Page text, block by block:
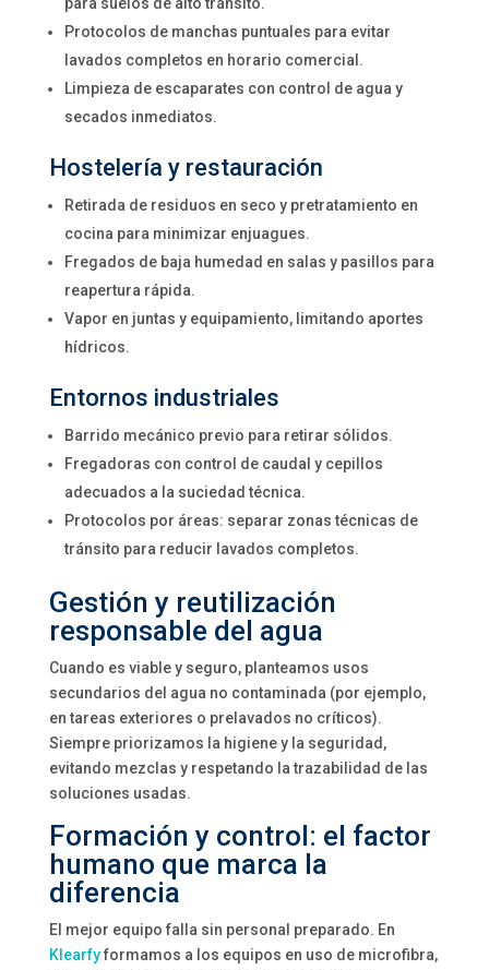
Protocolos de manchas puntuales para evitar
lavados completos en horario comercial.
Limpieza de escaparates con control de agua y
secados inmediatos.
Hostelería y restauración
Retirada de residuos en seco y pretratamiento en
cocina para minimizar enjuagues.
Fregados de baja humedad en salas y pasillos para
reapertura rápida.
Vapor en juntas y equipamiento, limitando aportes
hídricos.
Entornos industriales
Barrido mecánico previo para retirar sólidos.
Fregadoras con control de caudal y cepillos
adecuados a la suciedad técnica.
Protocolos por áreas: separar zonas técnicas de
tránsito para reducir lavados completos.
Gestión y reutilización
responsable del agua
Cuando es viable y seguro, planteamos usos
secundarios del agua no contaminada (por ejemplo,
en tareas exteriores o prelavados no críticos).
Siempre priorizamos la higiene y la seguridad,
evitando mezclas y respetando la trazabilidad de las
soluciones usadas.
Formación y control: el factor
humano que marca la
diferencia
El mejor equipo falla sin personal preparado. En
Klearfyformamos a los equipos en uso de microfibra,